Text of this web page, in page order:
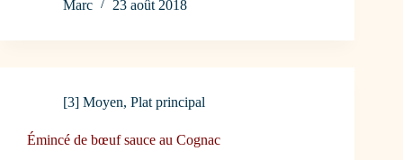
Marc
23 août 2018
[3] Moyen, Plat principal
Émincé de bœuf sauce au Cognac